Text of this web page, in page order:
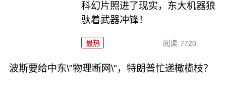
科幻片照进了现实，东大机器狼
驮着武器冲锋！
最热 阅读 7720
波斯要给中东\"物理断网\"，特朗普忙递橄榄枝？